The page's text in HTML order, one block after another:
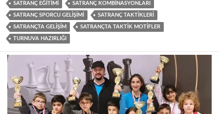
SATRANÇ EĞITIMI SATRANÇ KOMBINASYONLARI
SATRANÇ SPORCU GELIŞIMI SATRANÇ TAKTIKLERI
SATRANÇTA GELIŞIM SATRANÇTA TAKTIK MOTIFLER
TURNUVA HAZIRLIĞI